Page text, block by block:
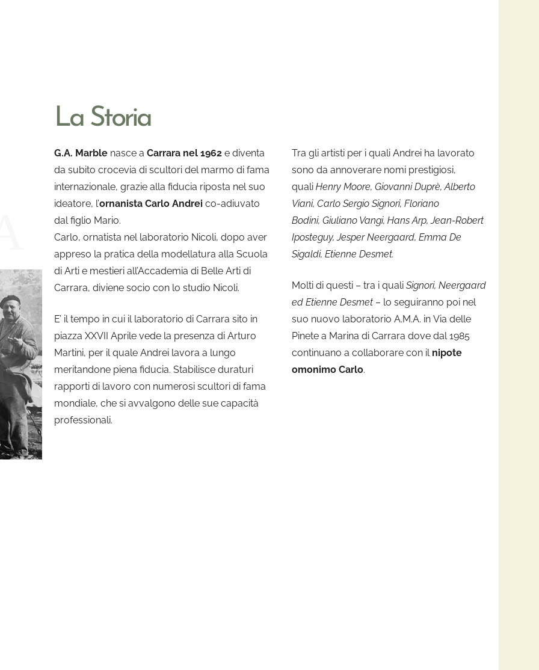
La Storia
G.A. Marble nasce aCarrara nel 1962 e diventa
da subito crocevia di scultori del marmo di fama
internazionale, grazie alla fiducia riposta nel suo
ideatore, l’ornanista Carlo Andrei co-adiuvato
dal figlio Mario.
Carlo, ornatista nel laboratorio Nicoli, dopo aver
appreso la pratica della modellatura alla Scuola
di Arti e mestieri all’Accademia di Belle Arti di
Carrara, diviene socio con lo studio Nicoli.
E’ il tempo in cui il laboratorio di Carrara sito in
piazza XXVII Aprile vede la presenza di Arturo
Martini, per il quale Andrei lavora a lungo
meritandone piena fiducia. Stabilisce duraturi
rapporti di lavoro con numerosi scultori di fama
mondiale, che si avvalgono delle sue capacità
professionali.
Tra gli artisti per i quali Andrei ha lavorato
sono da annoverare nomi prestigiosi,
quali Henry Moore, Giovanni Duprè, Alberto
Viani, Carlo Sergio Signori, Floriano
Bodini, Giuliano Vangi, Hans Arp, Jean-Robert
Iposteguy, Jesper Neergaard, Emma De
Sigaldi, Etienne Desmet.
Molti di questi – tra i quali Signori, Neergaard
ed Etienne Desmet– lo seguiranno poi nel
suo nuovo laboratorio A.M.A. in Via delle
Pinete a Marina di Carrara dove dal 1985
continuano a collaborare con il nipote
omonimo Carlo.